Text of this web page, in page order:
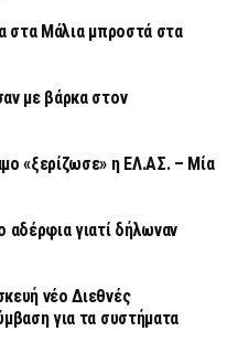
στα Μάλια μπροστά στα
με βάρκα στον
«ξερίζωσε» η ΕΛ.ΑΣ. – Μία
γιατί δήλωναν
νέο Διεθνές
για τα συστήματα